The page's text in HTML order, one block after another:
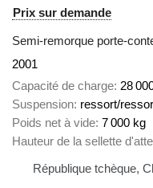
Prix sur demande
Semi-remorque porte-
2001
Capacité de charge 28
Suspension ressort/
Poids net à vide 7 000 kg
Hauteur de la sellette
République tchèque,